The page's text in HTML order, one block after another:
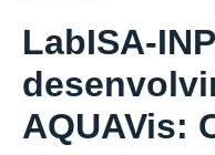
LabISA-
AQUAVis: